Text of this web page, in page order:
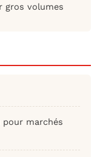
gros volumes
pour marchés